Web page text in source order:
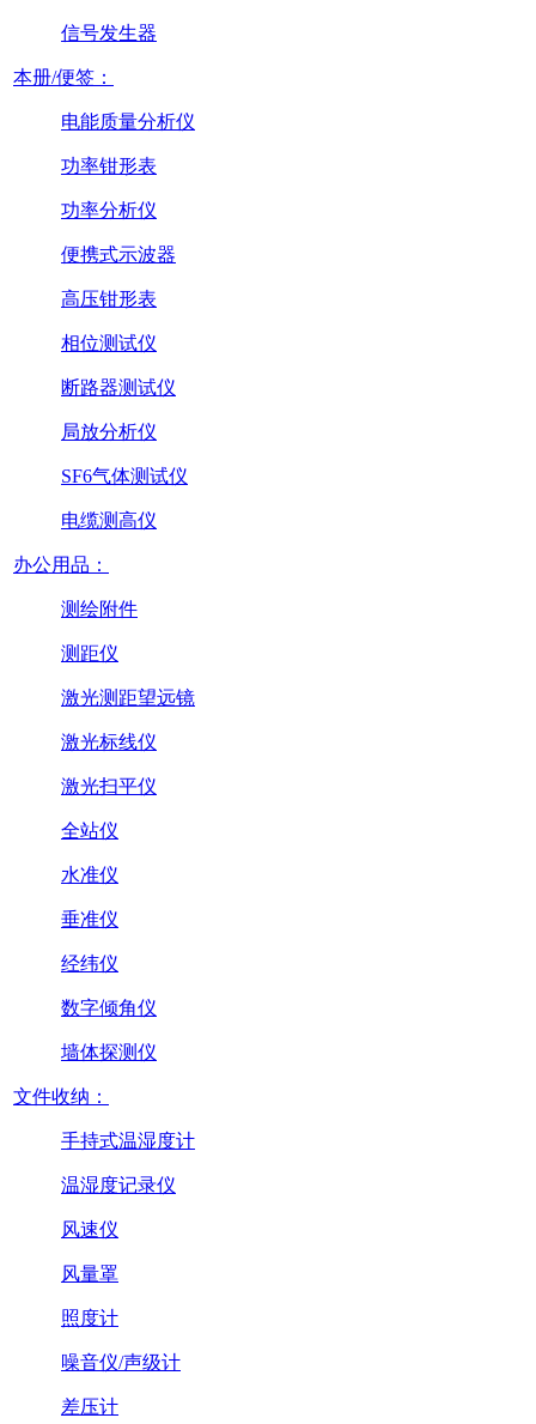
信号发生器
本册/便签：
电能质量分析仪
功率钳形表
功率分析仪
便携式示波器
高压钳形表
相位测试仪
断路器测试仪
局放分析仪
SF6气体测试仪
电缆测高仪
办公用品：
测绘附件
测距仪
激光测距望远镜
激光标线仪
激光扫平仪
全站仪
水准仪
垂准仪
经纬仪
数字倾角仪
墙体探测仪
文件收纳：
手持式温湿度计
温湿度记录仪
风速仪
风量罩
照度计
噪音仪/声级计
差压计